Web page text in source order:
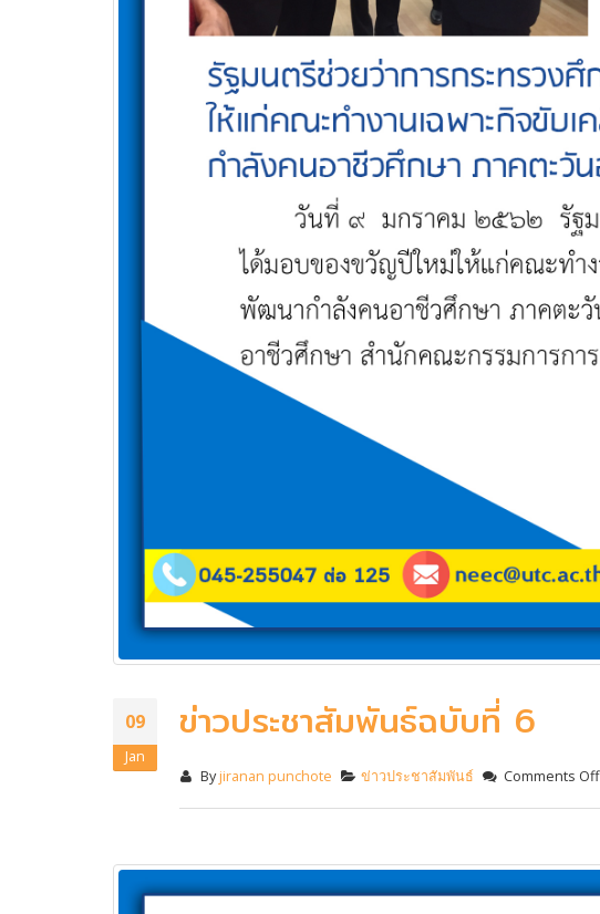
09
Jan
ข่าวประชาสัมพันธ์ฉบับที่ 6
Byjiranan punchote ข่าวประชาสัมพันธ์
Comments Off